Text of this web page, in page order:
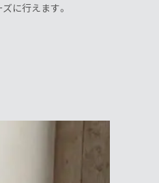
に行えます。